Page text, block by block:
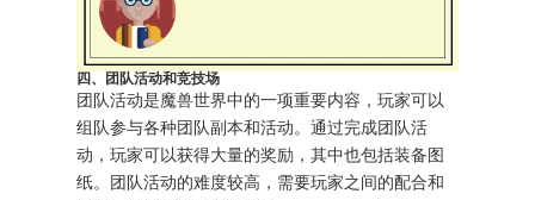
四、团队活动和竞技场
团队活动是魔兽世界中的一项重要内容，玩家可以
组队参与各种团队副本和活动。通过完成团队活
动，玩家可以获得大量的奖励，其中也包括装备图
纸。团队活动的难度较高，需要玩家之间的配合和